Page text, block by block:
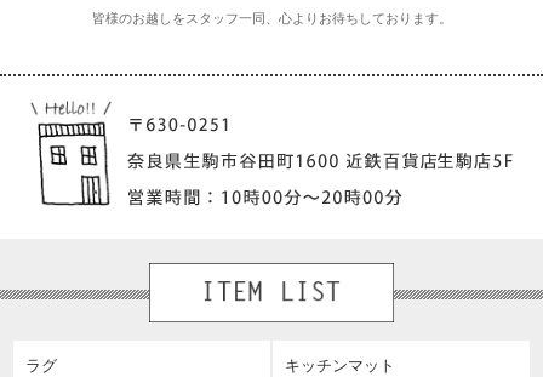
皆様のお越しをスタッフ一同、心よりお待ちしております。
ラグ キッチンマット